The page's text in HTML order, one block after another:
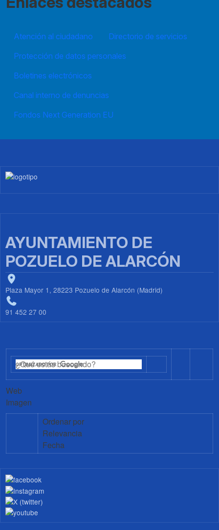
Atención al ciudadano
Directorio de servicios
Protección de datos personales
Boletines electrónicos
Canal interno de denuncias
Fondos Next Generation EU
Imagen
AYUNTAMIENTO DE
POZUELO DE ALARCÓN
Plaza Mayor 1, 28223 Pozuelo de Alarcón (Madrid)
91 452 27 00
Web
Imagen
Ordenar por
Relevancia
Fecha